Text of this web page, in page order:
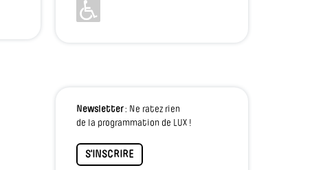
Newsletter: Ne ratez rien
de la programmation de LUX !
S'INSCRIRE